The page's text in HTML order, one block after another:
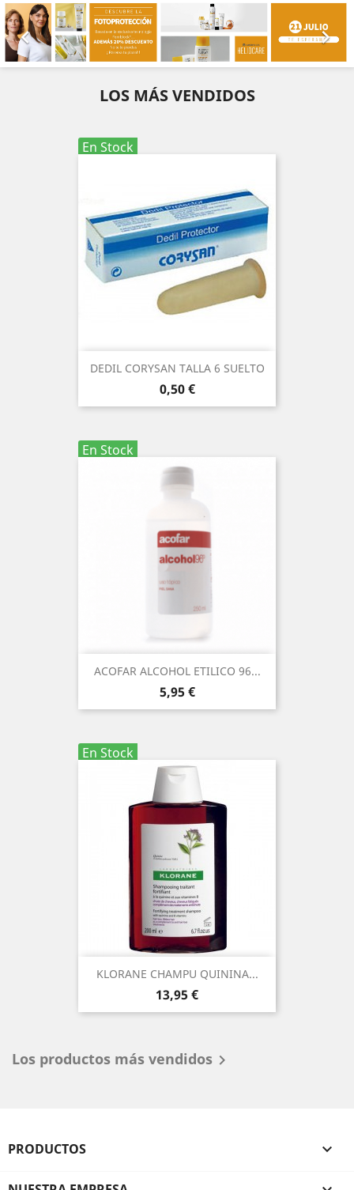

Anterior

LOS MÁS VENDIDOS
En Stock
DEDIL CORYSAN TALLA 6 SUELTO
Precio
0,50 €
En Stock
ACOFAR ALCOHOL ETILICO 96...
Precio
5,95 €
En Stock
KLORANE CHAMPU QUININA...
Precio
13,95 €
Los productos más vendidos 
PRODUCTOS 